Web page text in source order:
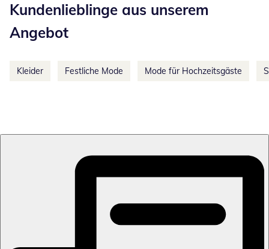
Kundenlieblinge aus unserem
Angebot
Kleider Festliche Mode Mode für Hochzeitsgäste